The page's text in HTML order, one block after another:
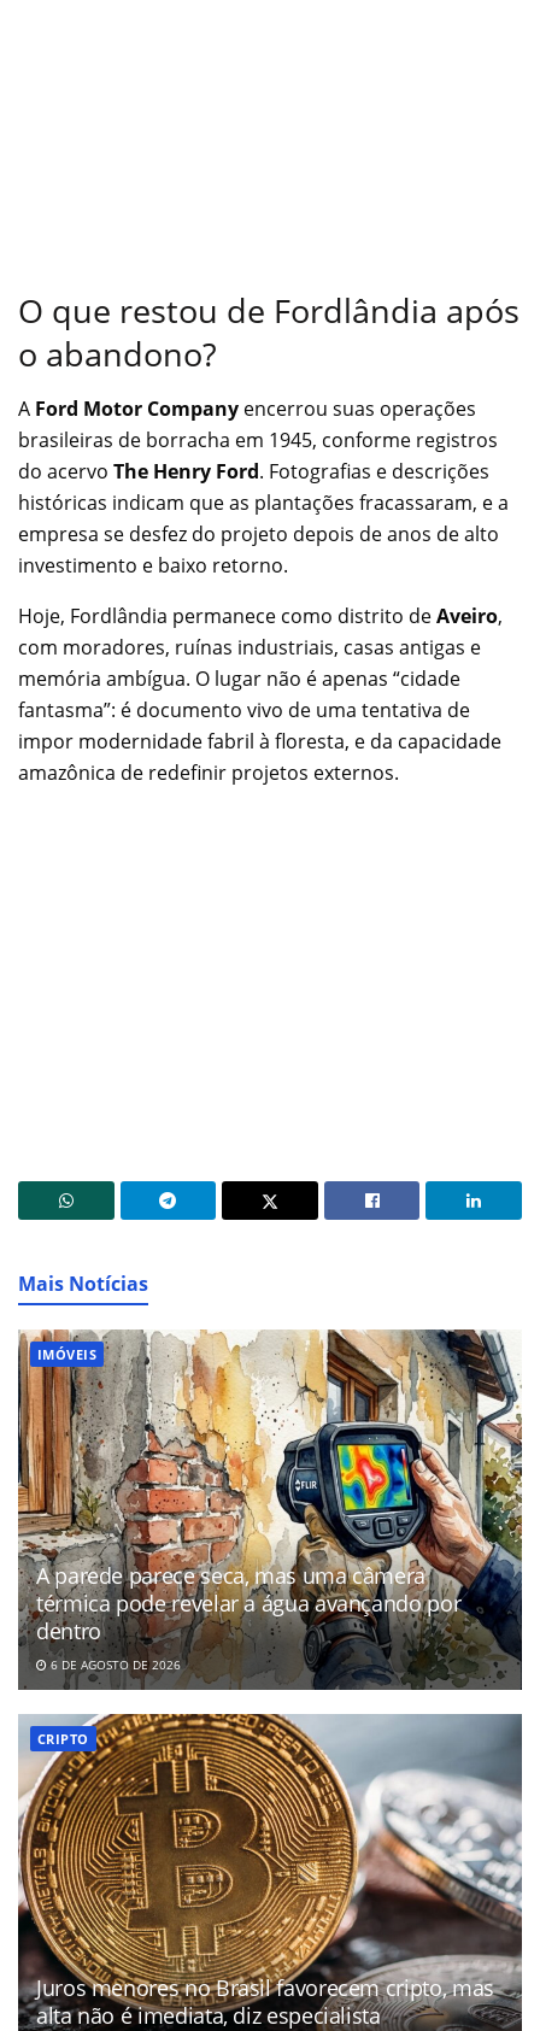
O que restou de Fordlândia após
o abandono?
A Ford Motor Company encerrou suas operações
brasileiras de borracha em 1945, conforme registros
do acervo The Henry Ford. Fotografias e descrições
históricas indicam que as plantações fracassaram, e a
empresa se desfez do projeto depois de anos de alto
investimento e baixo retorno.
Hoje, Fordlândia permanece como distrito deAveiro,
com moradores, ruínas industriais, casas antigas e
memória ambígua. O lugar não é apenas “cidade
fantasma”: é documento vivo de uma tentativa de
impor modernidade fabril à floresta, e da capacidade
amazônica de redefinir projetos externos.
Mais Notícias
IMÓVEIS
A parede parece seca, mas uma câmera
térmica pode revelar a água avançando por
dentro
6 DE AGOSTO DE 2026
CRIPTO
Juros menores no Brasil favorecem cripto, mas
alta não é imediata, diz especialista